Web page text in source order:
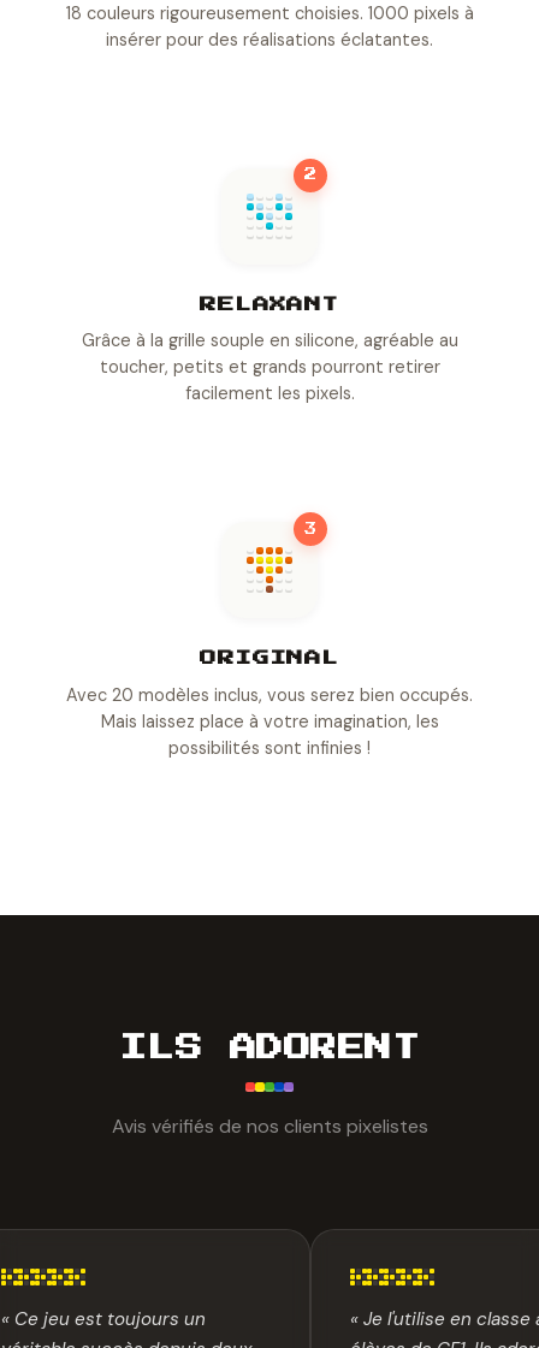
18 couleurs rigoureusement choisies. 1000 pixels à
insérer pour des réalisations éclatantes.
2
RELAXANT
Grâce à la grille souple en silicone, agréable au
toucher, petits et grands pourront retirer
facilement les pixels.
3
ORIGINAL
Avec 20 modèles inclus, vous serez bien occupés.
Mais laissez place à votre imagination, les
possibilités sont infinies !
ILS ADORENT
Avis vérifiés de nos clients pixelistes
« Ce jeu est toujours un
« Je l'utilise en classe